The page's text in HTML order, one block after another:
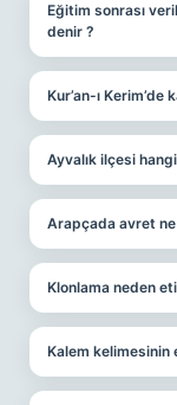
Eğitim sonrası
denir ?
Kur’an-ı Kerim’de
Ayvalık ilçesi
Arapçada avret
Klonlama neden
Kalem kelimesinin